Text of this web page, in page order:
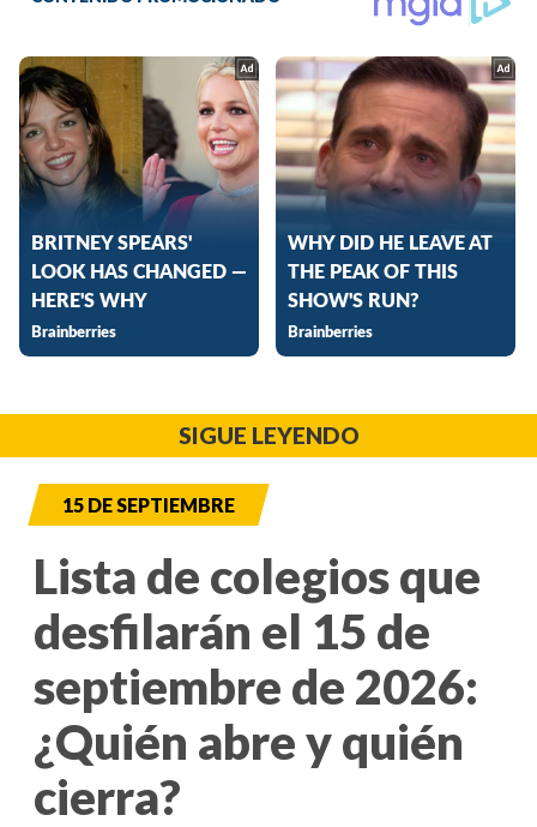
SIGUE LEYENDO
15 DE SEPTIEMBRE
Lista de colegios que
desfilarán el 15 de
septiembre de 2026:
¿Quién abre y quién
cierra?